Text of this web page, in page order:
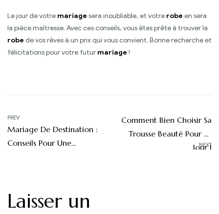
Le jour de votre mariage sera inoubliable, et votre robe en sera
la pièce maîtresse. Avec ces conseils, vous êtes prête à trouver la
robe de vos rêves à un prix qui vous convient. Bonne recherche et
félicitations pour votre futur mariage !
Navigation
de
PREV
Mariage De Destination :
Conseils Pour Une
NEXT
Comment Bien Choisir Sa
Trousse Beauté Pour Le
Jour J
Laisser un